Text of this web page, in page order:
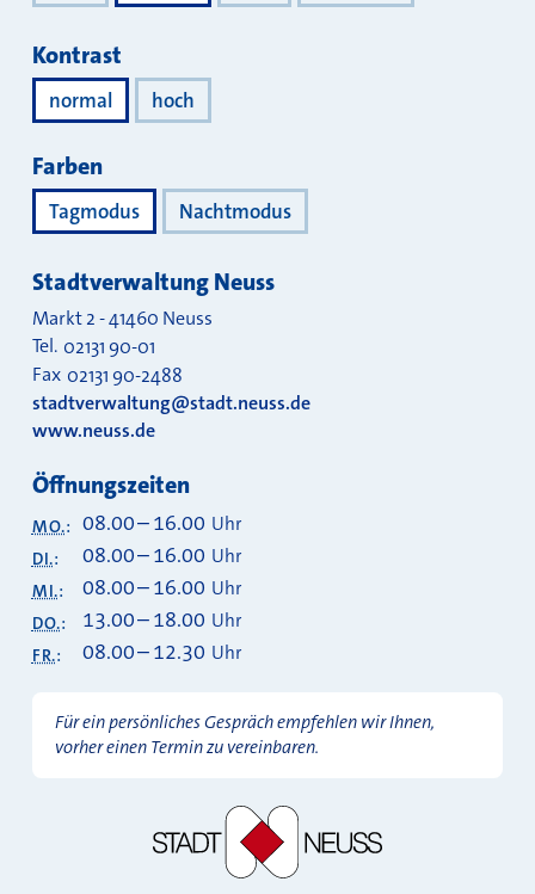
Kontrast
normal hoch
Farben
Tagmodus Nachtmodus
Stadtverwaltung Neuss
Markt 2-41460 Neuss
Tel. 02131 90-01
Fax 02131 90-2488
stadtverwaltung@stadt.neuss.de
www.neuss.de
Öffnungszeiten
MO.: 08.00–16.00 Uhr
DI.: 08.00–16.00 Uhr
MI.: 08.00–16.00 Uhr
DO.: 13.00–18.00 Uhr
FR.: 08.00–12.30 Uhr
Für ein persönliches Gespräch empfehlen wir Ihnen,
vorher einen Termin zu vereinbaren.